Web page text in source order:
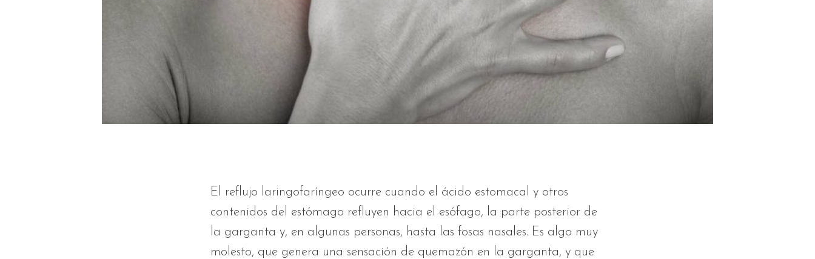
El reflujo laringofaríngeo ocurre cuando el ácido estomacal y otros
contenidos del estómago refluyen hacia el esófago, la parte posterior de
la garganta y, en algunas personas, hasta las fosas nasales. Es algo muy
molesto, que genera una sensación de quemazón en la garganta, y que